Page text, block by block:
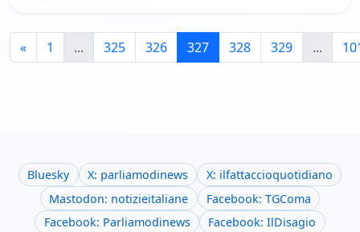
« 1 ... 325 326 327 328 329 ...
Bluesky X: parliamodinews
X: ilfattaccioquotidiano
Mastodon: notizieitaliane
Facebook: TGComa
Facebook: Parliamodinews
Facebook: IlDisagio